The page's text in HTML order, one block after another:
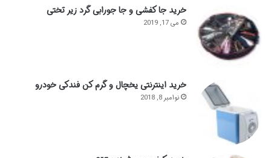
خرید جا کفشی و جا جورابی گرد زیر تختی
می 17, 2019
خرید اینترنتی یخچال و گرم کن فندکی خودرو
نوامبر 8, 2018